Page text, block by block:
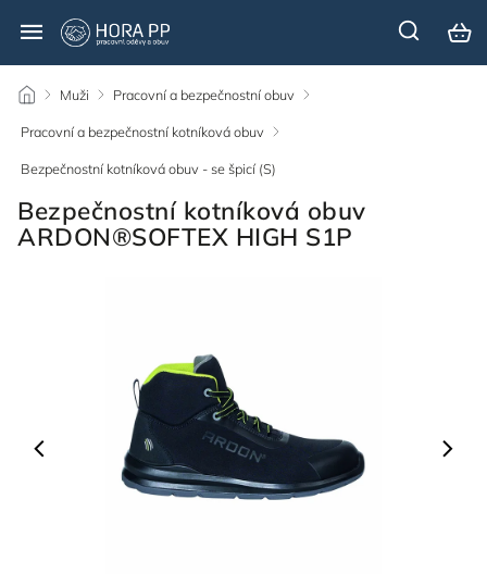
/ Muži / Pracovní a bezpečnostní obuv /
Pracovní a bezpečnostní kotníková obuv /
Bezpečnostní kotníková obuv - se špicí (S)
Bezpečnostní kotníková obuv
ARDON®SOFTEX HIGH S1P